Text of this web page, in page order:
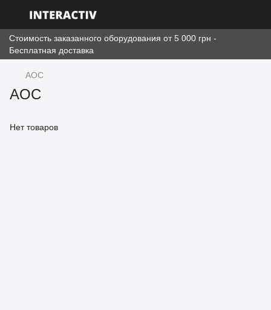
Стоимость заказанного оборудования от 5 000 грн -
Бесплатная доставка
AOC
AOC
Нет товаров